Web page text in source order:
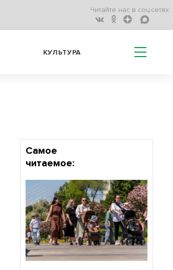
Читайте нас в соц.сетях:
КУЛЬТУРА
Самое
читаемое: